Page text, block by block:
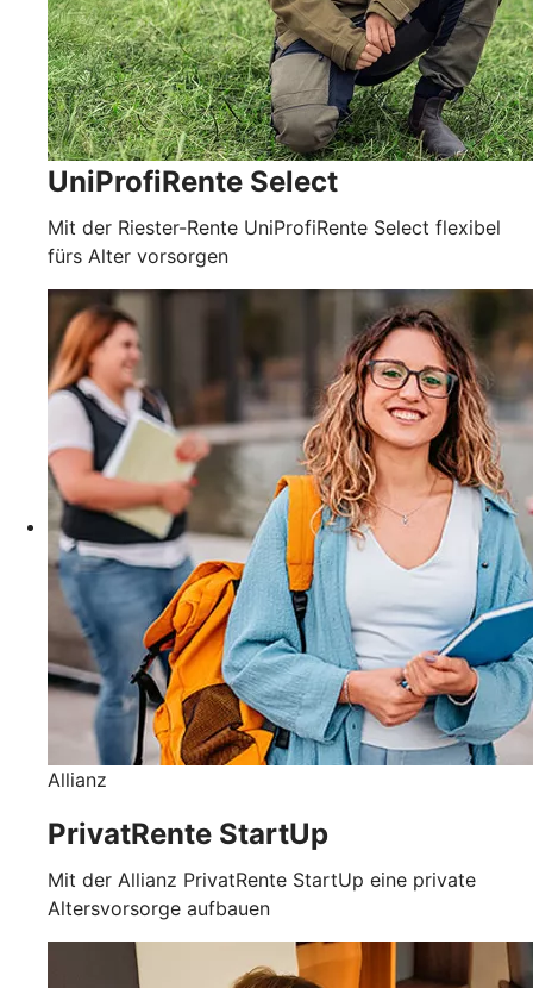
UniProfiRente Select
Mit der Riester-Rente UniProfiRente Select flexibel
fürs Alter vorsorgen
Allianz
PrivatRente StartUp
Mit der Allianz PrivatRente StartUp eine private
Altersvorsorge aufbauen